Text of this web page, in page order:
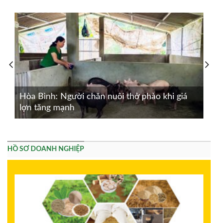
Hòa Bình: Người chăn nuôi thở phào khi giá
lợn tăng mạnh
HỒ SƠ DOANH NGHIỆP